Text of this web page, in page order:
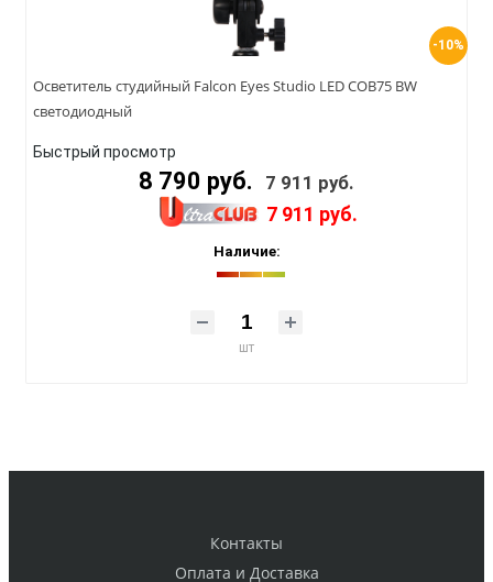
-10%
Осветитель студийный Falcon Eyes Studio LED COB75 BW
светодиодный
Быстрый просмотр
8 790 руб. 7 911 руб.
7 911 руб.
Наличие:
шт
Контакты
Оплата и Доставка